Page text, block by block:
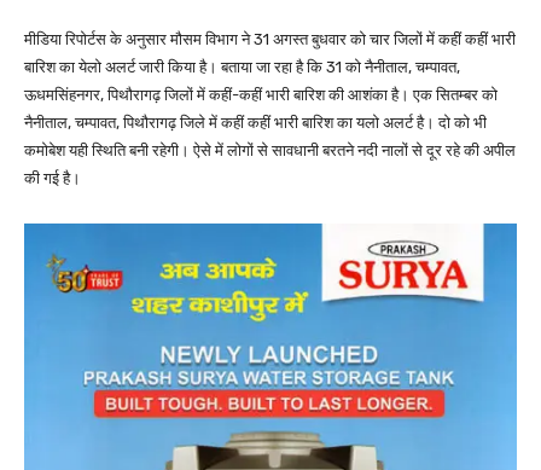
मीडिया रिपोर्टस के अनुसार मौसम विभाग ने 31 अगस्त बुधवार को चार जिलों में कहीं कहीं भारी
बारिश का येलो अलर्ट जारी किया है। बताया जा रहा है कि 31 को नैनीताल, चम्पावत,
ऊधमसिंहनगर, पिथौरागढ़ जिलों में कहीं-कहीं भारी बारिश की आशंका है। एक सितम्बर को
नैनीताल, चम्पावत, पिथौरागढ़ जिले में कहीं कहीं भारी बारिश का यलो अलर्ट है। दो को भी
कमोबेश यही स्थिति बनी रहेगी। ऐसे में लोगों से सावधानी बरतने नदी नालों से दूर रहे की अपील
की गई है।